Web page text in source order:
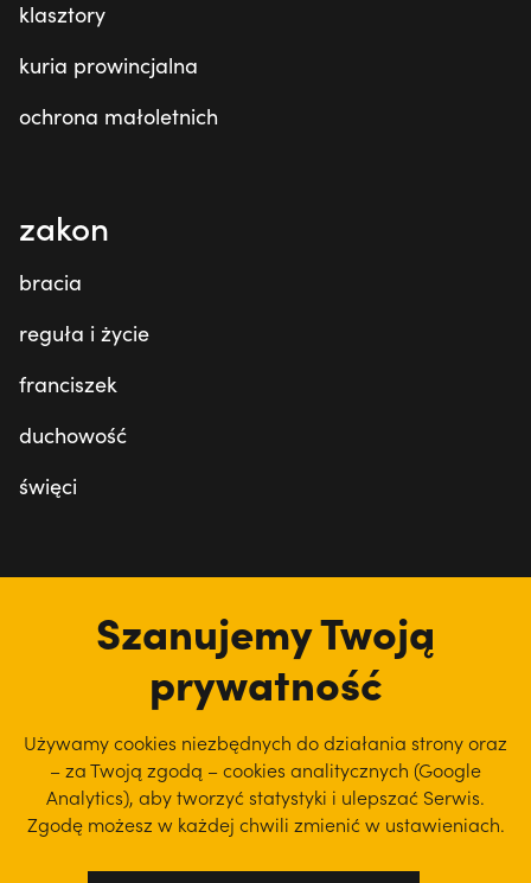
klasztory
kuria prowincjalna
ochrona małoletnich
zakon
bracia
reguła i życie
franciszek
duchowość
święci
Szanujemy Twoją
prywatność
Używamy cookies niezbędnych do działania strony oraz
– za Twoją zgodą – cookies analitycznych (Google
Analytics), abytworzyć statystyki i ulepszać Serwis.
Zgodę możesz w każdej chwili zmienić w ustawieniach.